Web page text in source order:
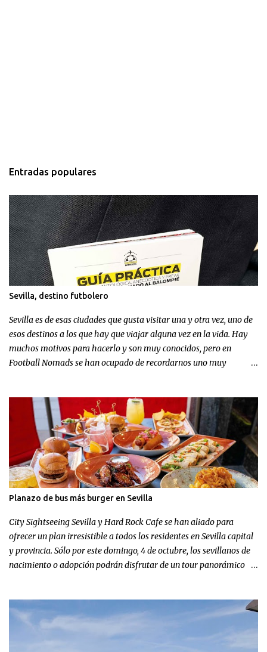
Entradas populares
Sevilla, destino futbolero
Sevilla es de esas ciudades que gusta visitar una y otra vez, uno de
esos destinos a los que hay que viajar alguna vez en la vida. Hay
muchos motivos para hacerlo y son muy conocidos, pero en
Football Nomads se han ocupado de recordarnos uno muy
Planazo de bus más burger en Sevilla
City Sightseeing Sevilla y Hard Rock Cafe se han aliado para
ofrecer un plan irresistible a todos los residentes en Sevilla capital
y provincia. Sólo por este domingo, 4 de octubre, los sevillanos de
nacimiento o adopción podrán disfrutar de un tour panorámico